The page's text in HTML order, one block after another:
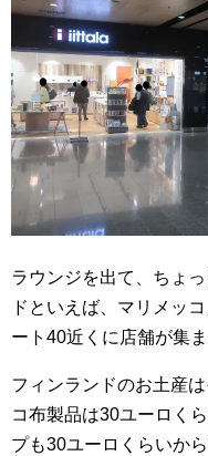
ラウンジを出て、ちょ
ドといえば、マリメッ
ート40近くに店舗が集ま
フィンランドのお土産
コ布製品は30ユーロく
プも30ユーロくらいか